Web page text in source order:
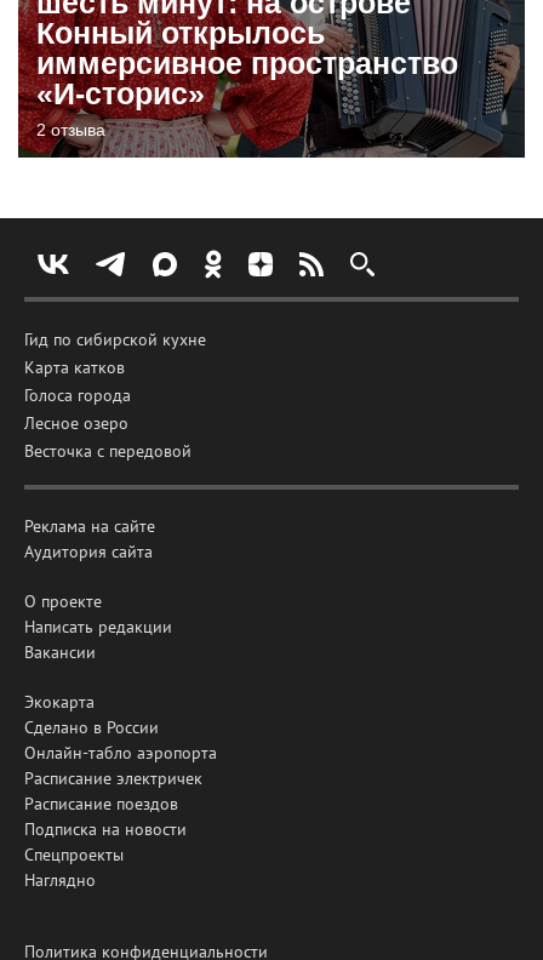
Конный открылось
иммерсивное пространство
«И-сторис»
2 отзыва
Гид по сибирской кухне
Карта катков
Голоса города
Лесное озеро
Весточка с передовой
Реклама на сайте
Аудитория сайта
О проекте
Написать редакции
Вакансии
Экокарта
Сделано в России
Онлайн-табло аэропорта
Расписание электричек
Расписание поездов
Подписка на новости
Спецпроекты
Наглядно
Политика конфиденциальности